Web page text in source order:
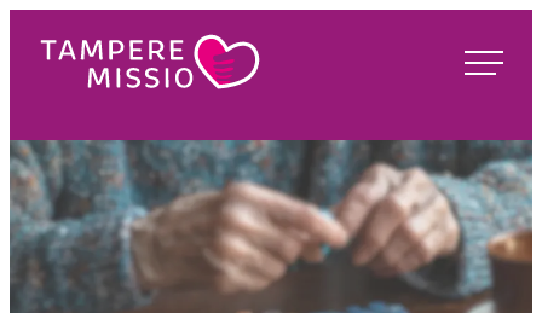
suoraan
sisältöön
TampereMissio